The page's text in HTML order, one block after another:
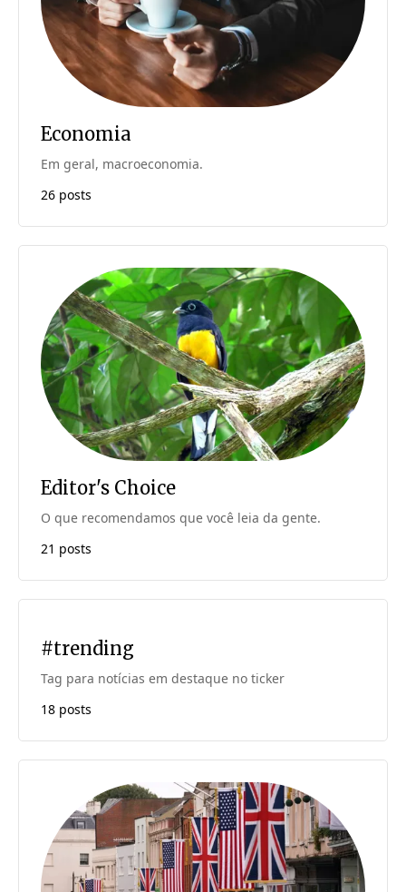
Economia
Em geral, macroeconomia.
26 posts
Editor's Choice
O que recomendamos que você leia da gente.
21 posts
#trending
Tag para notícias em destaque no ticker
18 posts